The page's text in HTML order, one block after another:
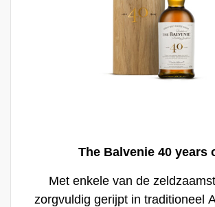
The Balvenie 40 years
Met enkele van de
zorgvuldig gerijpt in traditioneel